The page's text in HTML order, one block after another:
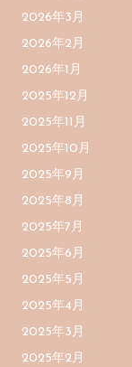
2026年3月
2026年2月
2026年1月
2025年12月
2025年11月
2025年10月
2025年9月
2025年8月
2025年7月
2025年6月
2025年5月
2025年4月
2025年3月
2025年2月